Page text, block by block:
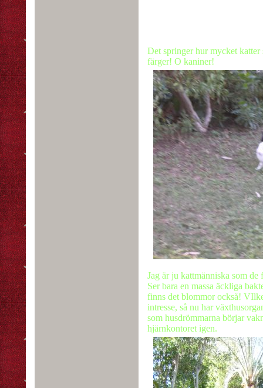
Det springer hur mycket
färger! O kaniner!
Jag är ju kattmänniska som
Ser bara en massa äckliga
finns det blommor också!
intresse, så nu har
som husdrömmarna börjar
hjärnkontoret igen.